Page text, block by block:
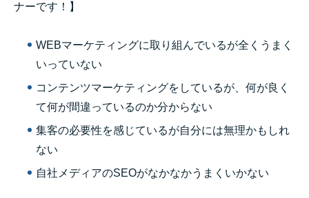
ナーです！】
WEBマーケティングに取り組んでいるが全くうまく
いっていない
コンテンツマーケティングをしているが、何が良く
て何が間違っているのか分からない
集客の必要性を感じているが自分には無理かもしれ
ない
自社メディアのSEOがなかなかうまくいかない